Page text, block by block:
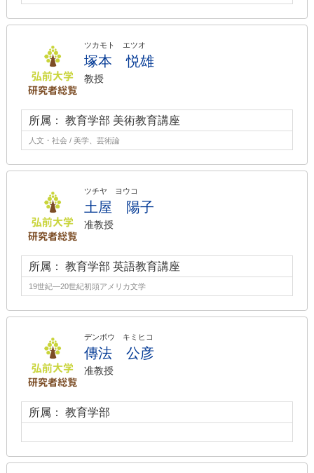
ツカモト エツオ
塚本 悦雄
教授
所属： 教育学部 美術教育講座
人文・社会 / 美学、芸術論
ツチヤ ヨウコ
土屋 陽子
准教授
所属： 教育学部 英語教育講座
19世紀―20世紀初頭アメリカ文学
デンボウ キミヒコ
傳法 公彦
准教授
所属： 教育学部